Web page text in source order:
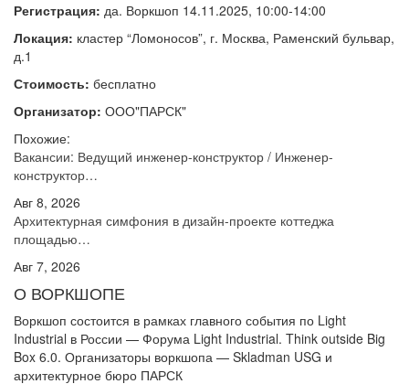
Регистрация: да. Воркшоп 14.11.2025, 10:00-14:00
Локация: кластер “Ломоносов”, г. Москва, Раменский бульвар,
д.1
Стоимость: бесплатно
Организатор: ООО"ПАРСК"
Похожие:
Вакансии: Ведущий инженер-конструктор / Инженер-
конструктор…
Авг 8, 2026
Архитектурная симфония в дизайн-проекте коттеджа
площадью…
Авг 7, 2026
О ВОРКШОПЕ
Воркшоп состоится в рамках главного события по Light
Industrial в России — Форума Light Industrial. Think outside Big
Box 6.0. Организаторы воркшопа — Skladman USG и
архитектурное бюро ПАРСК